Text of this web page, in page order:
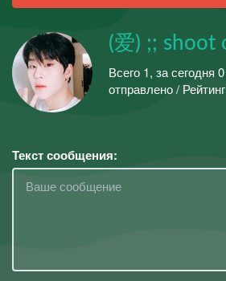
(爱) ;; shoot
Всего 1, за сегодня
отправлено /
Текст сообщения: